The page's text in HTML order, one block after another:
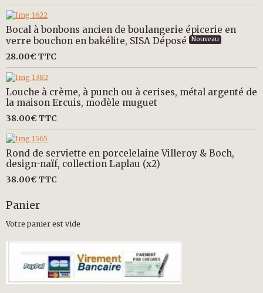
Bocal à bonbons ancien de boulangerie épicerie en
verre bouchon en bakélite, SISA Déposé
Nouveau
28.00€ TTC
Louche à crème, à punch ou à cerises, métal argenté de
la maison Ercuis, modèle muguet
38.00€ TTC
Rond de serviette en porcelelaine Villeroy & Boch,
design-naïf, collection Laplau (x2)
38.00€ TTC
Panier
Votre panier est vide